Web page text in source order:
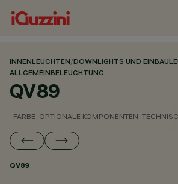
INNENLEUCHTEN/DOWNLIGHTS UND
ALLGEMEINBELEUCHTUNG
QV89
FARBE OPTIONALE KOMPONENTEN
QV89